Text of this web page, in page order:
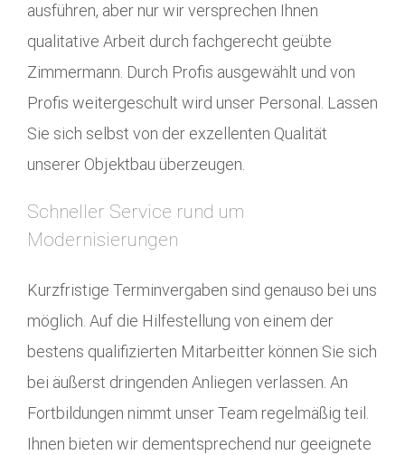
ausführen, aber nur wir versprechen Ihnen
qualitative Arbeit durch fachgerecht geübte
Zimmermann. Durch Profis ausgewählt und von
Profis weitergeschult wird unser Personal. Lassen
Sie sich selbst von der exzellenten Qualität
unserer Objektbau überzeugen.
Schneller Service rund um
Modernisierungen
Kurzfristige Terminvergaben sind genauso bei uns
möglich. Auf die Hilfestellung von einem der
bestens qualifizierten Mitarbeitter können Sie sich
bei äußerst dringenden Anliegen verlassen. An
Fortbildungen nimmt unser Team regelmäßig teil.
Ihnen bieten wir dementsprechend nur geeignete